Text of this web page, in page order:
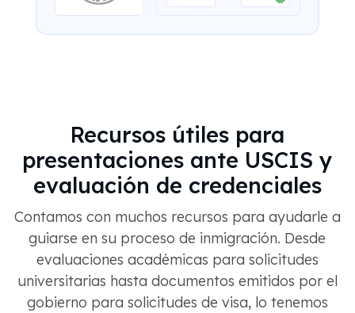
Recursos útiles para
presentaciones ante USCIS y
evaluación de credenciales
Contamos con muchos recursos para ayudarle a
guiarse en su proceso de inmigración. Desde
evaluaciones académicas para solicitudes
universitarias hasta documentos emitidos por el
gobierno para solicitudes de visa, lo tenemos